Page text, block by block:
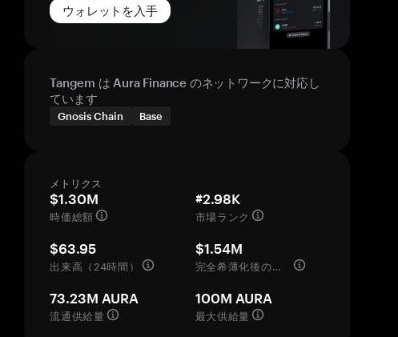
ウォレットを入手
Tangem は Aura Finance のネットワークに対応し
ています
Gnosis Chain Base
メトリクス
$1.30M
時価総額
#2.98K
市場ランク
$63.95
出来高（24時間）
$1.54M
完全希薄化後の評価額
73.23M AURA
流通供給量
100M AURA
最大供給量